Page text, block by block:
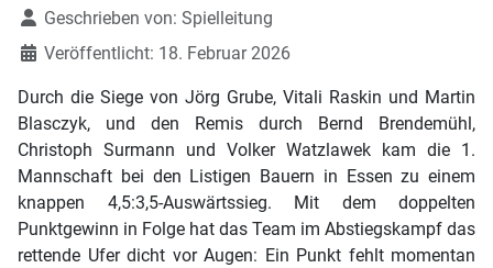
Geschrieben von: Spielleitung
Veröffentlicht: 18. Februar 2026
Durch die Siege von Jörg Grube, Vitali Raskin und Martin
Blasczyk, und den Remis durch Bernd Brendemühl,
Christoph Surmann und Volker Watzlawek kam die 1.
Mannschaft bei den Listigen Bauern in Essen zu einem
knappen 4,5:3,5-Auswärtssieg. Mit dem doppelten
Punktgewinn in Folge hat das Team im Abstiegskampf das
rettende Ufer dicht vor Augen: Ein Punkt fehlt momentan